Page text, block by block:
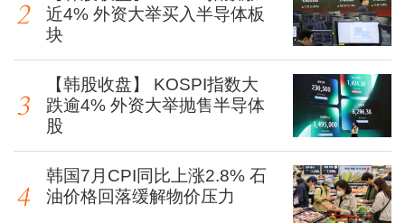
近4% 外资大举买入半导体板
块
【韩股收盘】 KOSPI指数大
跌逾4% 外资大举抛售半导体
股
韩国7月CPI同比上涨2.8% 石
油价格回落缓解物价压力